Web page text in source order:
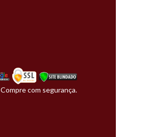
Compre com segurança.